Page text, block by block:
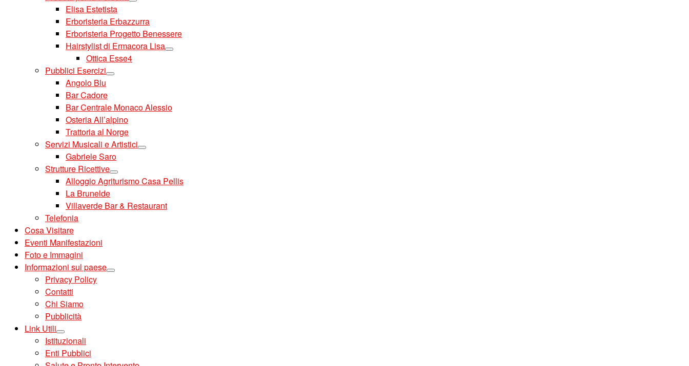
Elisa Estetista
Erboristeria Erbazzurra
Erboristeria Progetto Benessere
Hairstylist di Ermacora Lisa
Ottica Esse4
Pubblici Esercizi
Angolo Blu
Bar Cadore
Bar Centrale Monaco Alessio
Osteria All’alpino
Trattoria al Norge
Servizi Musicali e Artistici
Gabriele Saro
Strutture Ricettive
Alloggio Agriturismo Casa Pellis
La Brunelde
Villaverde Bar & Restaurant
Telefonia
Cosa Visitare
Eventi Manifestazioni
Foto e Immagini
Informazioni sul paese
Privacy Policy
Contatti
Chi Siamo
Pubblicità
Link Utili
Istituzionali
Enti Pubblici